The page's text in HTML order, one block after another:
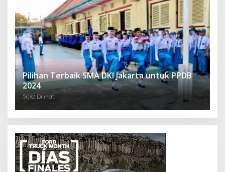
Pilihan Terbaik SMA DKI Jakarta untuk PPDB
2024
5092 Dilihat